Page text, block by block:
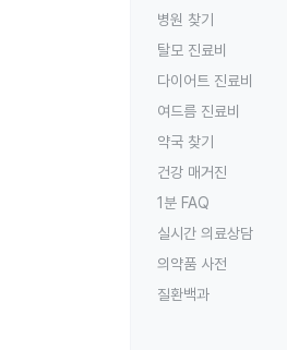
병원 찾기
탈모 진료비
다이어트 진료비
여드름 진료비
약국 찾기
건강 매거진
1분 FAQ
실시간 의료상담
의약품 사전
질환백과